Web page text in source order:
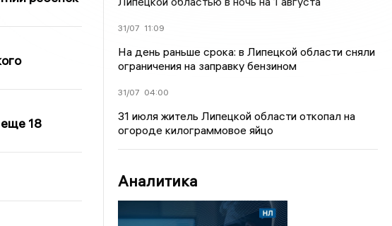
18
31/07 11:09
На день раньше срока: в Липецкой области сняли
ограничения на заправку бензином
31/07 04:00
31 июля житель Липецкой области откопал на
огороде килограммовое яйцо
Аналитика